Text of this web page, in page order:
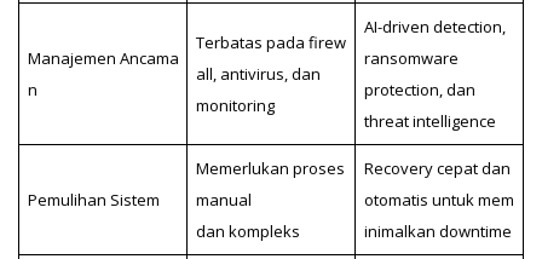
Manajemen Ancama
n
Terbatas pada firew
all, antivirus, dan
monitoring
AI-driven detection,
ransomware
protection, dan
threat intelligence
Pemulihan Sistem
Memerlukan proses
manual
dan kompleks
Recovery cepat dan
otomatis untuk mem
inimalkan downtime